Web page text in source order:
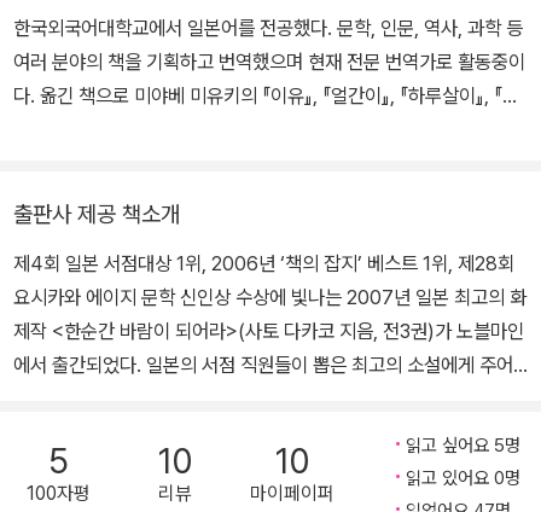
있다.
한국외국어대학교에서 일본어를 전공했다. 문학, 인문, 역사, 과학 등
여러 분야의 책을 기획하고 번역했으며 현재 전문 번역가로 활동중이
다. 옮긴 책으로 미야베 미유키의 『이유』, 『얼간이』, 『하루살이』, 『미
탄생』, 『현란한 유리』, 우부카타 도우의 『천지명찰』, 구마가이 다쓰야
의 『어느 포수 이야기』, 모리 히로시의 『작가의 수지』, 하세 사토시의
『당신을 위한 소설』, 가지야마 도시유키의 『고서 수집가의 기이한 책
이야기』, 도바시 아키히로의 『굴하지 말고 달려라』, 사이조 나카의
『오늘은 뭘 만들까 과자점』, 『마음을 조종하는 고양이』, 하타케나카
『연가』, 미나미 교코의 『사일런트 브레스』, 기리노 나쓰오의 『일몰의
저편』, 하라다 마하의 『총리의 남편』, 안도 유스케의 『책의 엔딩 크레
딧』, 고이케 마리코의 『이형의 것들』, 오타니 아키라의 『바바야가의
출판사 제공 책소개
제4회 일본 서점대상 1위, 2006년 ‘책의 잡지’ 베스트 1위, 제28회
요시카와 에이지 문학 신인상 수상에 빛나는 2007년 일본 최고의 화
제작 <한순간 바람이 되어라>(사토 다카코 지음, 전3권)가 노블마인
에서 출간되었다. 일본의 서점 직원들이 뽑은 최고의 소설에게 주어
줄 수 있는 작품성과 대중성을 겸비한 작품들로 일본 현지뿐만 아니
라 국내에서도 많은 독자들로부터 꾸준히 사랑받고 있다. <한순간 바
람이 되어라> 역시 서점대상의 계보를 잇는 감동적인 이야기와 재미
5
100자평
10
리뷰
10
마이페이퍼
읽고 싶어요 5명
읽고 있어요 0명